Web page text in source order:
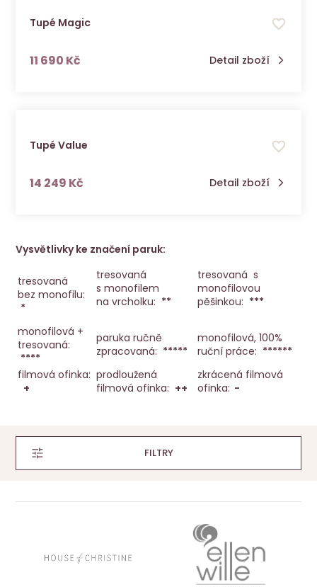
Tupé Magic
11 690 Kč Detail zboží
Tupé Value
14 249 Kč Detail zboží
Vysvětlivky ke značení paruk:
tresovaná
bez monofilu:
*
tresovaná
s monofilem
na vrcholku: **
tresovaná s
monofilovou
pěšinkou: ***
monofilová +
tresovaná:
****
paruka ručně
zpracovaná: *****
monofilová, 100%
ruční práce: ******
filmová ofinka:
+
prodloužená
filmová ofinka: ++
zkrácená filmová
ofinka: -
FILTRY